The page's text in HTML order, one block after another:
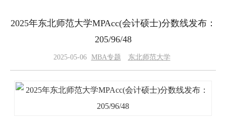
2025年东北师范大学MPAcc(会计硕士)分数线发布：
205/96/48
2025-05-06 MBA专题 东北师范大学